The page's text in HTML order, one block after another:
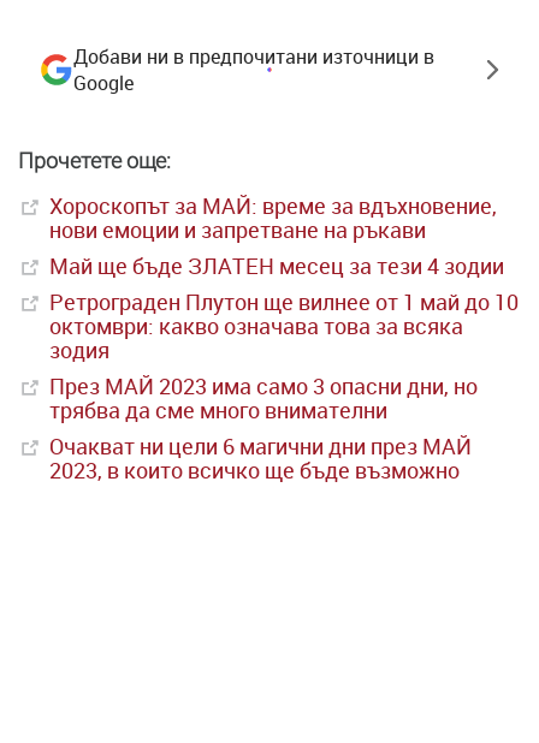
Добави ни в предпочитани източници в
Google
Прочетете още:
Хороскопът за МАЙ: време за вдъхновение,
нови емоции и запретване на ръкави
Май ще бъде ЗЛАТЕН месец за тези 4 зодии
Ретрограден Плутон ще вилнее от 1 май до 10
октомври: какво означава това за всяка
зодия
През МАЙ 2023 има само 3 опасни дни, но
трябва да сме много внимателни
Очакват ни цели 6 магични дни през МАЙ
2023, в които всичко ще бъде възможно